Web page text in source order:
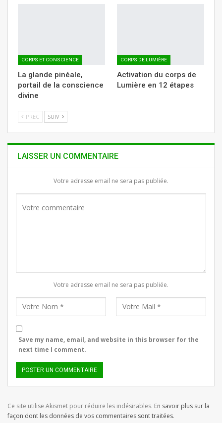
CORPS ET CONSCIENCE
La glande pinéale,
portail de la conscience
divine
CORPS DE LUMIÈRE
Activation du corps de
Lumière en 12 étapes
PREC SUIV
LAISSER UN COMMENTAIRE
Votre adresse email ne sera pas publiée.
Votre adresse email ne sera pas publiée.
Save my name, email, and website in this browser for the
next time I comment.
Ce site utilise Akismet pour réduire les indésirables. En savoir plus sur la
façon dont les données de vos commentaires sont traitées.